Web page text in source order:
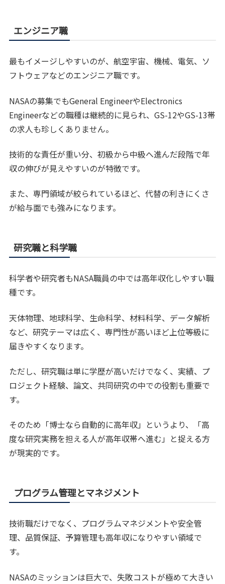
エンジニア職
最もイメージしやすいのが、航空宇宙、機械、電気、ソ
フトウェアなどのエンジニア職です。
NASAの募集でもGeneral EngineerやElectronics
Engineerなどの職種は継続的に見られ、GS-12やGS-13帯
の求人も珍しくありません。
技術的な責任が重い分、初級から中級へ進んだ段階で年
収の伸びが見えやすいのが特徴です。
また、専門領域が絞られているほど、代替の利きにくさ
が給与面でも強みになります。
研究職と科学職
科学者や研究者もNASA職員の中では高年収化しやすい職
種です。
天体物理、地球科学、生命科学、材料科学、データ解析
など、研究テーマは広く、専門性が高いほど上位等級に
届きやすくなります。
ただし、研究職は単に学歴が高いだけでなく、実績、プ
ロジェクト経験、論文、共同研究の中での役割も重要で
す。
そのため「博士なら自動的に高年収」というより、「高
度な研究実務を担える人が高年収帯へ進む」と捉える方
が現実的です。
プログラム管理とマネジメント
技術職だけでなく、プログラムマネジメントや安全管
理、品質保証、予算管理も高年収になりやすい領域で
す。
NASAのミッションは巨大で、失敗コストが極めて大きい